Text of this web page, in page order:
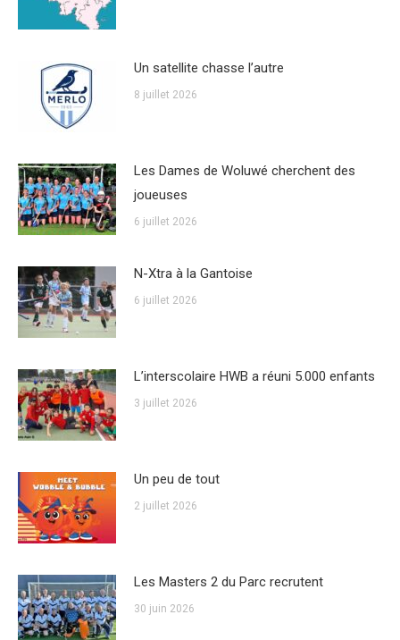
Un satellite chasse l’autre
8 juillet 2026
Les Dames de Woluwé cherchent des
joueuses
6 juillet 2026
N-Xtra à la Gantoise
6 juillet 2026
L’interscolaire HWB a réuni 5.000 enfants
3 juillet 2026
Un peu de tout
2 juillet 2026
Les Masters 2 du Parc recrutent
30 juin 2026